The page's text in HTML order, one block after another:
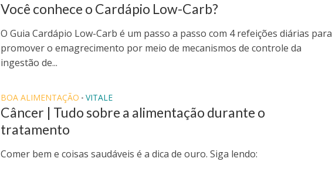
Você conhece o Cardápio Low-Carb?
O Guia Cardápio Low-Carb é um passo a passo com 4 refeições diárias para
promover o emagrecimento por meio de mecanismos de controle da
ingestão de...
BOA ALIMENTAÇÃO • VITALE
Câncer | Tudo sobre a alimentação durante o
tratamento
Comer bem e coisas saudáveis é a dica de ouro. Siga lendo: